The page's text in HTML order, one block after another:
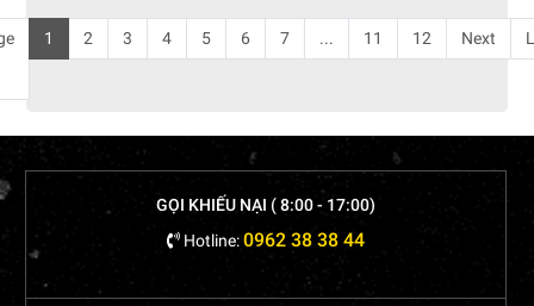
1 2 3 4 5 6 7 ... 11 12 Next
GỌI KHIẾU NẠI ( 8:00 - 17:00)
Hotline:0962 38 38 44